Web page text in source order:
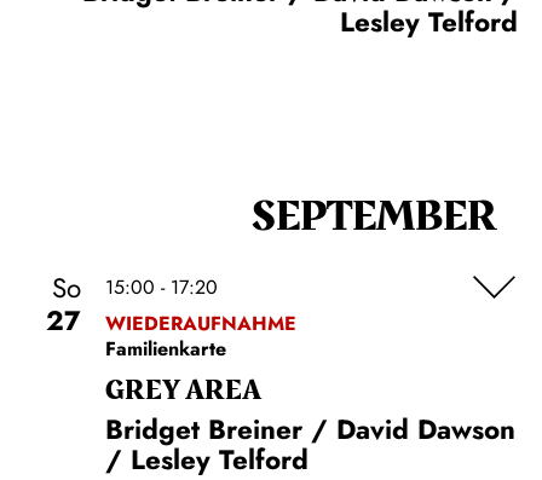
Lesley Telford
SEPTEMBER
So
27
15:00 - 17:20
WIEDERAUFNAHME
Familienkarte
GREY AREA
Bridget Breiner / David Dawson
/ Lesley Telford